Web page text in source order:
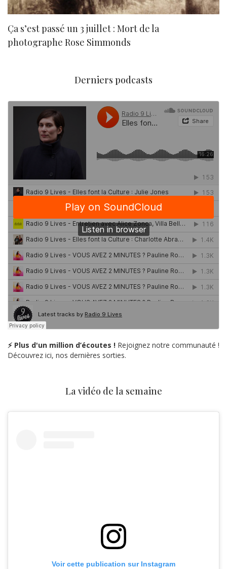
Ça s’est passé un 3 juillet : Mort de la
photographe Rose Simmonds
Derniers podcasts
⚡ Plus d'un million d’écoutes ! Rejoignez notre communauté !
Découvrez ici, nos dernières sorties.
La vidéo de la semaine
Voir cette publication sur Instagram